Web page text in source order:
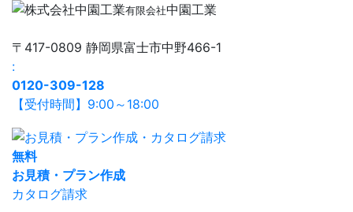
有限会社中園工業
〒417-0809 静岡県富士市中野466-1
:
0120-309-128
【受付時間】9:00～18:00
無料
お見積・プラン作成
カタログ請求